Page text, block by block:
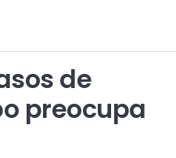
de
preocupa